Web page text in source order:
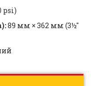
psi)
89 мм × 362 мм (3½″